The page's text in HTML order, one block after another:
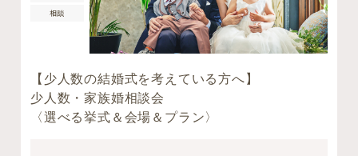
相談
【少人数の結婚式を考えている方へ】
少人数・家族婚相談会
〈選べる挙式＆会場＆プラン〉